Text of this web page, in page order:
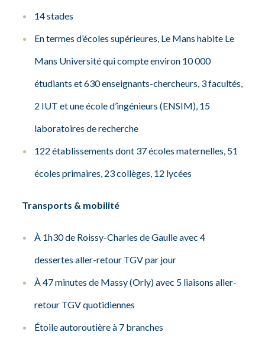
14 stades
En termes d’écoles supérieures, Le Mans habite Le
Mans Université qui compte environ 10 000
étudiants et 630 enseignants-chercheurs, 3 facultés,
2 IUT et une école d’ingénieurs (ENSIM), 15
laboratoires de recherche
122 établissements dont 37 écoles maternelles, 51
écoles primaires, 23 collèges, 12 lycées
Transports & mobilité
À 1h30 de Roissy-Charles de Gaulle avec 4
dessertes aller-retour TGV par jour
À 47 minutes de Massy (Orly) avec 5 liaisons aller-
retour TGV quotidiennes
Étoile autoroutière à 7 branches